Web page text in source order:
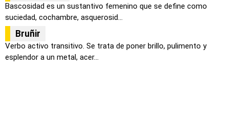
Bascosidad es un sustantivo femenino que se define como
suciedad, cochambre, asquerosid...
Bruñir
Verbo activo transitivo. Se trata de poner brillo, pulimento y
esplendor a un metal, acer...